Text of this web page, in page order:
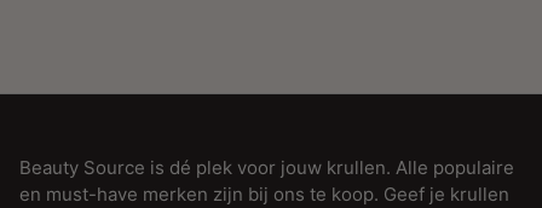
Beauty Source is dé plek voor jouw krullen. Alle populaire
en must-have merken zijn bij ons te koop. Geef je krullen